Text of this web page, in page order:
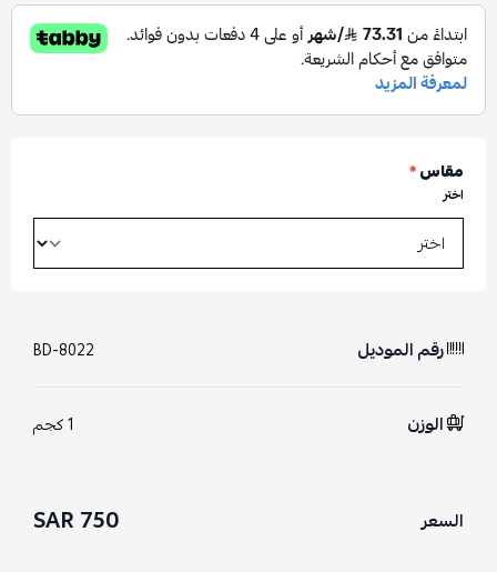
مقاس*
اختر
رقم الموديل BD-8022
الوزن 1 كجم
السعر 750 SAR